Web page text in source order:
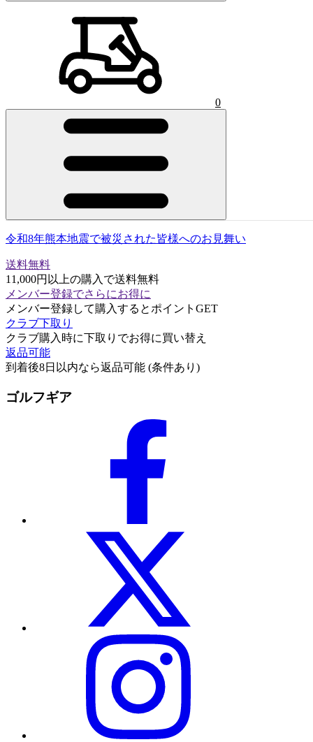
0
令和8年熊本地震で被災された皆様へのお見舞い
送料無料
11,000円以上の購入で送料無料
メンバー登録でさらにお得に
メンバー登録して購入するとポイントGET
クラブ下取り
クラブ購入時に下取りでお得に買い替え
返品可能
到着後8日以内なら返品可能 (条件あり)
ゴルフギア